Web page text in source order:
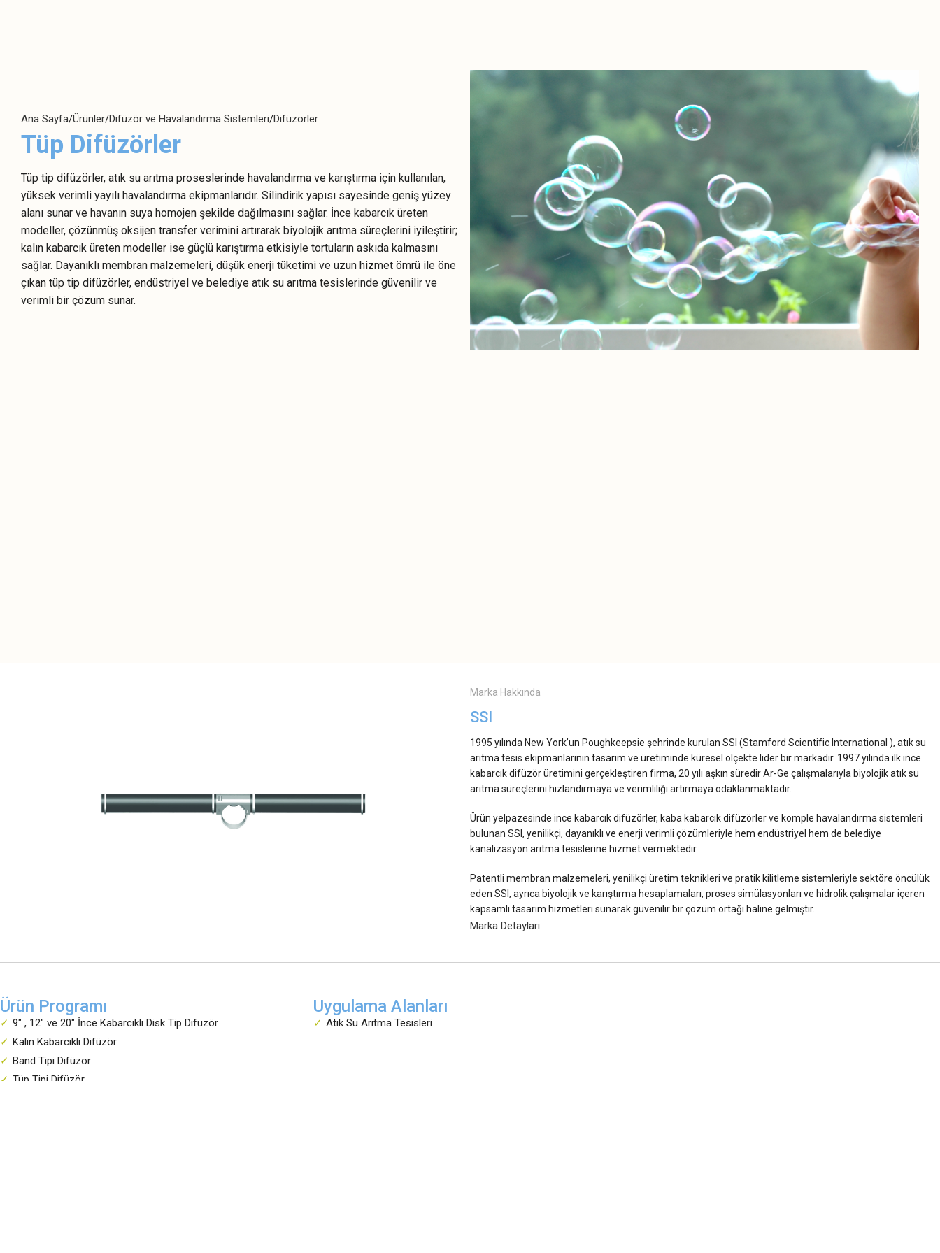
Burgulu Tip
Pompalar
Dişli Pompalar
Dozaj Pompaları
Hava Diyaframlı
Pompalar
Lob Pompalar
Peristaltik
Pompalar
Twin Screw (Çift
Atıksu Pompaları
Hijyenik Pompalar
Manyetik Kaplinli Pompalar
Plastik Pompalar
Temiz Su Pompaları
Vida Kanallı Pompalar
Ana Sayfa Ürünler Difüzör ve Havalandırma Sistemleri Difüzörler
Tüp Difüzörler
Tüp tip difüzörler, atık su arıtma proseslerinde havalandırma ve karıştırma için kullanılan,
yüksek verimli yayılı havalandırma ekipmanlarıdır. Silindirik yapısı sayesinde geniş yüzey
alanı sunar ve havanın suya homojen şekilde dağılmasını sağlar. İnce kabarcık üreten
modeller, çözünmüş oksijen transfer verimini artırarak biyolojik arıtma süreçlerini iyileştirir;
kalın kabarcık üreten modeller ise güçlü karıştırma etkisiyle tortuların askıda kalmasını
sağlar. Dayanıklı membran malzemeleri, düşük enerji tüketimi ve uzun hizmet ömrü ile öne
çıkan tüp tip difüzörler, endüstriyel ve belediye atık su arıtma tesislerinde güvenilir ve
verimli bir çözüm sunar.
Marka Hakkında
SSI
1995 yılında New York’un Poughkeepsie şehrinde kurulan SSI (Stamford Scientific International ), atık su
arıtma tesis ekipmanlarının tasarım ve üretiminde küresel ölçekte lider bir markadır. 1997 yılında ilk ince
kabarcık difüzör üretimini gerçekleştiren firma, 20 yılı aşkın süredir Ar-Ge çalışmalarıyla biyolojik atık su
arıtma süreçlerini hızlandırmaya ve verimliliği artırmaya odaklanmaktadır.
Ürün yelpazesinde ince kabarcık difüzörler, kaba kabarcık difüzörler ve komple havalandırma sistemleri
bulunan SSI, yenilikçi, dayanıklı ve enerji verimli çözümleriyle hem endüstriyel hem de belediye
kanalizasyon arıtma tesislerine hizmet vermektedir.
Patentli membran malzemeleri, yenilikçi üretim teknikleri ve pratik kilitleme sistemleriyle sektöre öncülük
eden SSI, ayrıca biyolojik ve karıştırma hesaplamaları, proses simülasyonları ve hidrolik çalışmalar içeren
kapsamlı tasarım hizmetleri sunarak güvenilir bir çözüm ortağı haline gelmiştir.
Marka Detayları
Ürün Programı
9" , 12" ve 20" İnce Kabarcıklı Disk Tip Difüzör
Kalın Kabarcıklı Difüzör
Band Tipi Difüzör
Tüp Tipi Difüzör
Uygulama Alanları
Atık Su Arıtma Tesisleri